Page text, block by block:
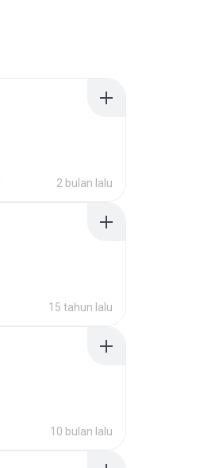
2 bulan lalu
15 tahun lalu
10 bulan lalu